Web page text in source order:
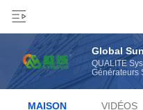
Global
QUALITÉ
Générateurs
MAISON VIDÉOS